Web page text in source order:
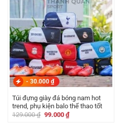
- 30.000 ₫
Túi đựng giày đá bóng nam hot
trend, phụ kiện balo thể thao tốt
129.000₫ Giá
99.000 ₫Giá
hiện